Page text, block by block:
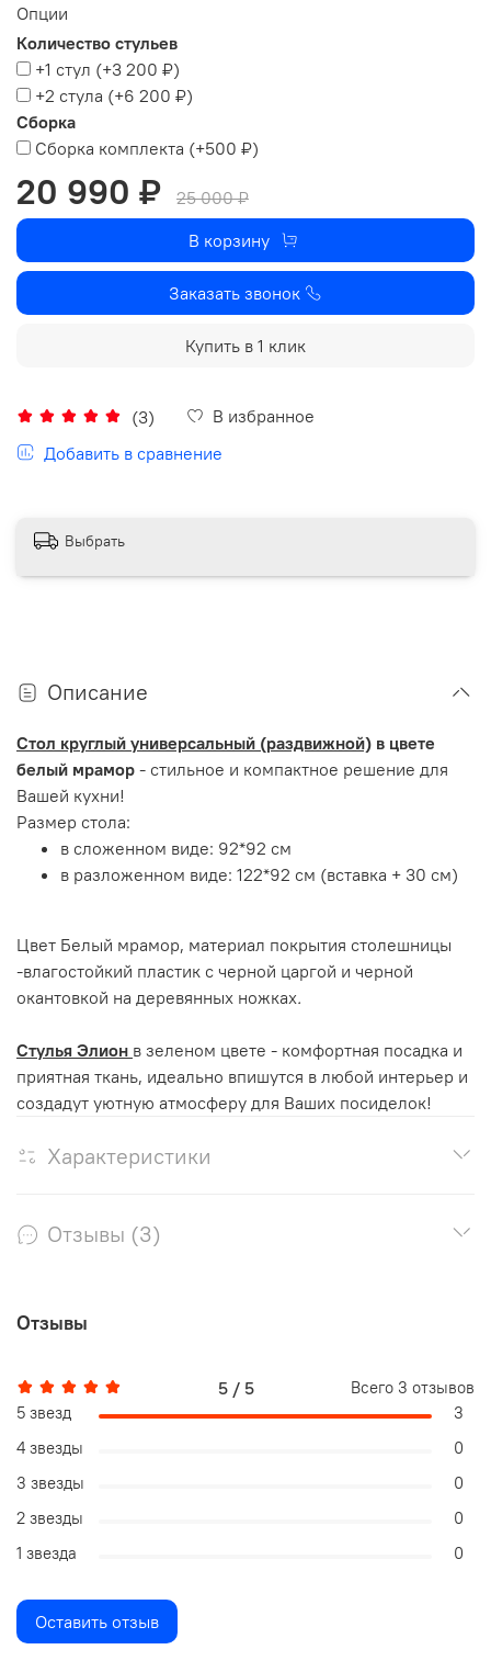
(3)
В избранное
Добавить в сравнение
Опции
Количество стульев
+1 стул (+3 200 ₽)
+2 стула (+6 200 ₽)
Сборка
Сборка комплекта (+500 ₽)
20 990 ₽
25 000 ₽
В корзину
Заказать звонок
Купить в 1 клик
Выбрать
Описание
Стол круглый универсальный (раздвижной) в цвете
белый мрамор - стильное и компактное решение для
Вашей кухни!
Размер стола:
в сложенном виде: 92*92 см
в разложенном виде: 122*92 см (вставка + 30 см)
Цвет Белый мрамор, материал покрытия столешницы
-влагостойкий пластик с черной царгой и черной
окантовкой на деревянных ножках.
Стулья Элион в зеленом цвете - комфортная посадка и
приятная ткань, идеально впишутся в любой интерьер и
создадут уютную атмосферу для Ваших посиделок!
Характеристики
Отзывы (3)
Отзывы
5 / 5 Всего 3 отзывов
5 звезд
3
4 звезды
0
3 звезды
0
2 звезды
0
1 звезда
0
Оставить отзыв